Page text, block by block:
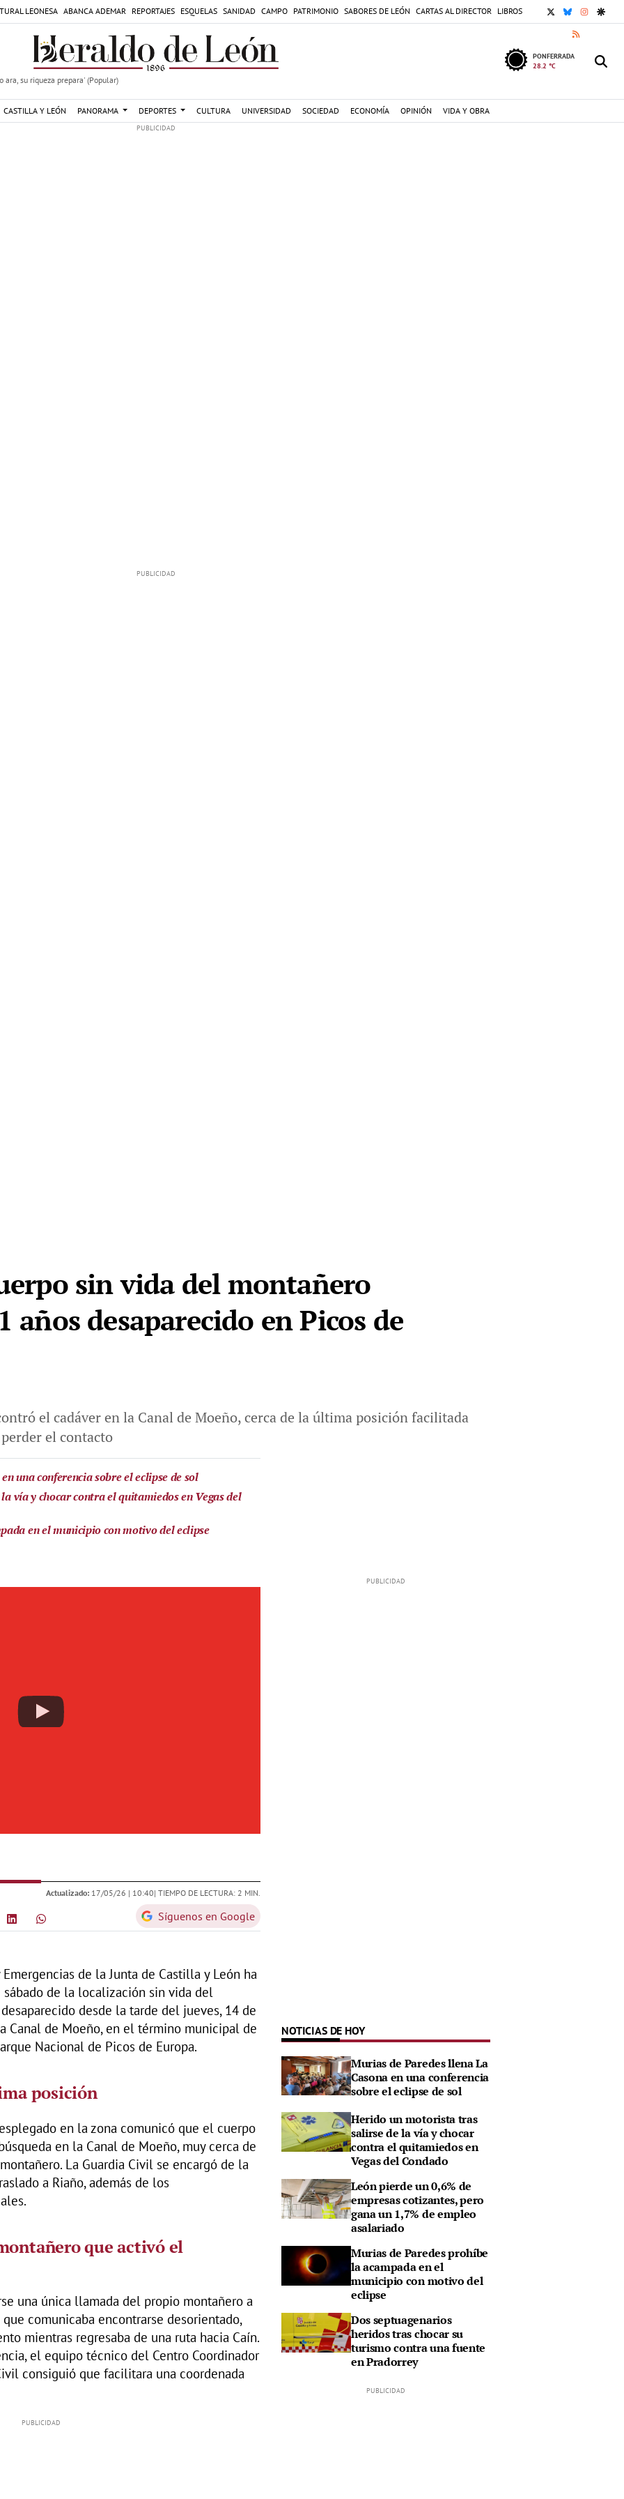
LEONESA ABANCA ADEMAR REPORTAJES ESQUELAS SANIDAD CAMPO PATRIMONIO SABORES DE LEÓN CARTAS AL DIRECTOR LIBROS X BLUESKY
RSS
ara, su riqueza prepara' (Popular)
PONFERRADA
28.2 °C
CASTILLA Y LEÓN PANORAMA DEPORTES CULTURA UNIVERSIDAD SOCIEDAD ECONOMÍA OPINIÓN VIDA Y OBRA
sin vida del montañero
años desaparecido en Picos de
el cadáver en la Canal de Moeño, cerca de la última posición facilitada
el contacto
una conferencia sobre el eclipse de sol
vía y chocar contra el quitamiedos en Vegas del
en el municipio con motivo del eclipse
Actualizado: 17/05/26 | 10:40| TIEMPO DE LECTURA: 2 MIN.
Síguenos en Google
de la Junta de Castilla y León ha
de la localización sin vida del
desde la tarde del jueves, 14 de
Canal de Moeño, en el término municipal de
Nacional de Picos de Europa.
posición
en la zona comunicó que el cuerpo
en la Canal de Moeño, muy cerca de
La Guardia Civil se encargó de la
a Riaño, además de los
que activó el
una única llamada del propio montañero a
comunicaba encontrarse desorientado,
mientras regresaba de una ruta hacia Caín.
el equipo técnico del Centro Coordinador
consiguió que facilitara una coordenada
NOTICIAS DE HOY
Murias de Paredes llena La
Casona en una conferencia
sobre el eclipse de sol
Herido un motorista tras
salirse de la vía y chocar
contra el quitamiedos en
Vegas del Condado
León pierde un 0,6% de
empresas cotizantes, pero
gana un 1,7% de empleo
asalariado
Murias de Paredes prohíbe
la acampada en el
municipio con motivo del
eclipse
Dos septuagenarios
heridos tras chocar su
turismo contra una fuente
en Pradorrey